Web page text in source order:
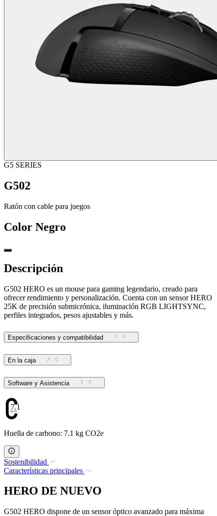
G5 SERIES
G502
Ratón con cable para juegos
Color Negro
Descripción
G502 HERO es un mouse para gaming legendario, creado para
ofrecer rendimiento y personalización. Cuenta con un sensor HERO
25K de precisión submicrónica, iluminación RGB LIGHTSYNC,
perfiles integrados, pesos ajustables y más.
Especificaciones y compatibilidad
En la caja
Software y Asistencia
7.1
Huella de carbono: 7.1 kg CO2e
Sostenibilidad
Características principales
HERO DE NUEVO
G502 HERO dispone de un sensor óptico avanzado para máxima